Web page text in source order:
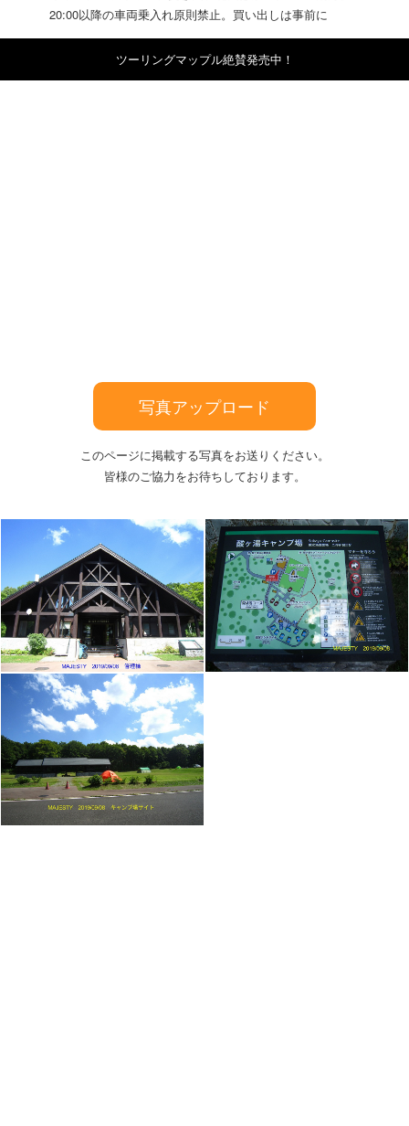
20:00以降の車両乗入れ原則禁止。買い出しは事前に
ツーリングマップル絶賛発売中！
写真アップロード
このページに掲載する写真をお送りください。
皆様のご協力をお待ちしております。